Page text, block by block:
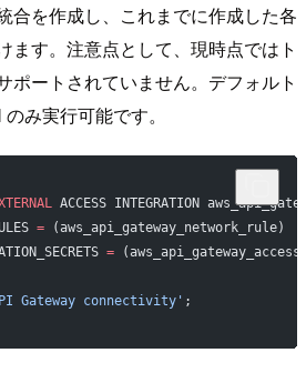
合を作成し、これまでに作成した各
ます。注意点として、現時点ではト
ポートされていません。デフォルト
み実行可能です。
ACCESS INTEGRATION
= (aws_api_gateway_network_rule)
=
Gateway connectivity' ;